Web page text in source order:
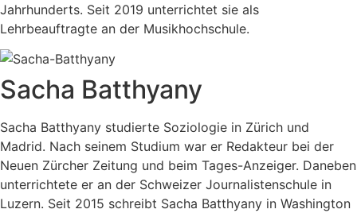
Jahrhunderts. Seit 2019 unterrichtet sie als
Lehrbeauftragte an der Musikhochschule.
Sacha Batthyany
Sacha Batthyany studierte Soziologie in Zürich und
Madrid. Nach seinem Studium war er Redakteur bei der
Neuen Zürcher Zeitung und beim Tages-Anzeiger. Daneben
unterrichtete er an der Schweizer Journalistenschule in
Luzern. Seit 2015 schreibt Sacha Batthyany in Washington